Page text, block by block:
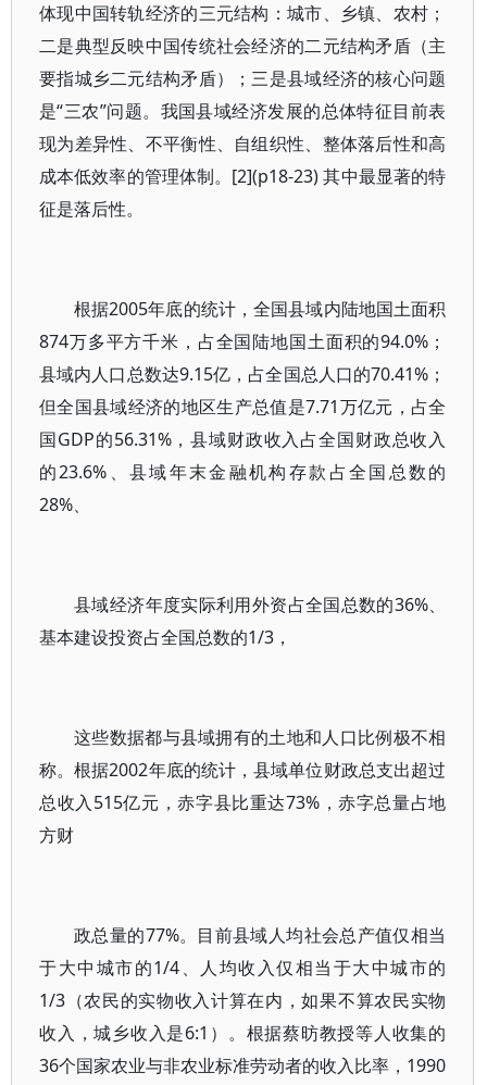
体现中国转轨经济的三元结构：城市、乡镇、农村；
二是典型反映中国传统社会经济的二元结构矛盾（主
要指城乡二元结构矛盾）；三是县域经济的核心问题
是“三农”问题。我国县域经济发展的总体特征目前表
现为差异性、不平衡性、自组织性、整体落后性和高
成本低效率的管理体制。[2](p18-23) 其中最显著的特
征是落后性。
根据2005年底的统计，全国县域内陆地国土面积
874万多平方千米，占全国陆地国土面积的94.0%；
县域内人口总数达9.15亿，占全国总人口的70.41%；
但全国县域经济的地区生产总值是7.71万亿元，占全
国GDP的56.31%，县域财政收入占全国财政总收入
的23.6%、县域年末金融机构存款占全国总数的
28%、
县域经济年度实际利用外资占全国总数的36%、
基本建设投资占全国总数的1/3，
这些数据都与县域拥有的土地和人口比例极不相
称。根据2002年底的统计，县域单位财政总支出超过
总收入515亿元，赤字县比重达73%，赤字总量占地
方财
政总量的77%。目前县域人均社会总产值仅相当
于大中城市的1/4、人均收入仅相当于大中城市的
1/3（农民的实物收入计算在内，如果不算农民实物
收入，城乡收入是6:1）。根据蔡昉教授等人收集的
36个国家农业与非农业标准劳动者的收入比率，1990